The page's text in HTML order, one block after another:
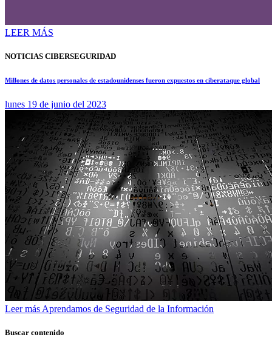
LEER MÁS
NOTICIAS CIBERSEGURIDAD
Millones de datos personales de estadounidenses fueron expuestos en ciberataque global
lunes 19 de junio del 2023
Leer más Aprendamos de Seguridad de la Información
Buscar contenido